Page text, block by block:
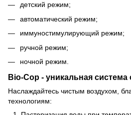
детский режим;
автоматический режим;
иммуностимулирующий режим;
ручной режим;
ночной режим.
Bio-Cop - уникальная система
Наслаждайтесь чистым воздухом,
технологиям: